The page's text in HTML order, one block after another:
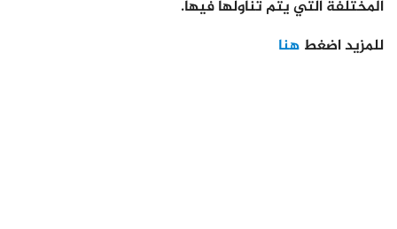
المختلفة التي يتم تناولها فيها.
للمزيد اضغط هنا